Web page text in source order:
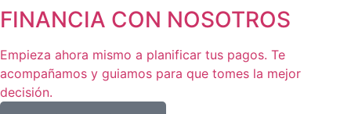
FINANCIA CON NOSOTROS
Empieza ahora mismo a planificar tus pagos. Te
acompañamos y guiamos para que tomes la mejor
decisión.